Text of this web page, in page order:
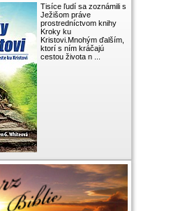
Tisíce ľudí sa zoznámili s
Ježišom práve
prostredníctvom knihy
Kroky ku
Kristovi.Mnohým ďalším,
ktorí s ním kráčajú
cestou života n ...